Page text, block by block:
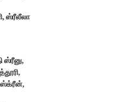
ஸ்ரீலீலா
ஸ்ரீனு,
ஸ்க்ரீன்,